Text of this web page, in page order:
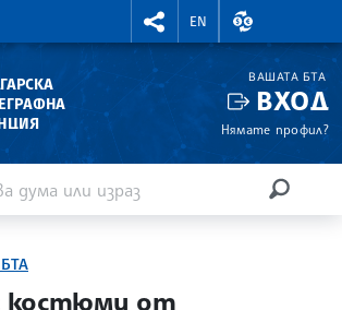
RIGHTMENU.SOCIAL
EN
ВАЛУТНИ
ВАШАТА БТА
ВХОД
Нямате профил?
костюми от